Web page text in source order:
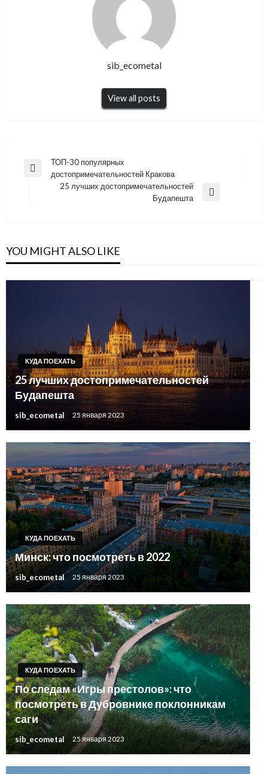
sib_ecometal
View all posts
Навигация
Previous
ТОП-30 популярных
достопримечательностей Кракова
25 лучших достопримечательностей
Будапешта
YOU MIGHT ALSO LIKE
КУДА ПОЕХАТЬ
25 лучших достопримечательностей
Будапешта
sib_ecometal 25 января 2023
КУДА ПОЕХАТЬ
Минск: что посмотреть в 2022
sib_ecometal 25 января 2023
КУДА ПОЕХАТЬ
По следам «Игры престолов»: что
посмотреть в Дубровнике поклонникам
саги
sib_ecometal 25 января 2023